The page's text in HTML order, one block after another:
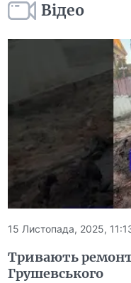
Відео
15 Листопада, 2025,
Тривають
Грушевського